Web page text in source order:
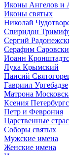
Иконы Ангелов и
Иконы святых
Николай
Спиридон
Сергий
Серафим
Иоанн
Лука Крымский
Паисий
Гавриил Ургебадзе
Матрона
Ксения
Петр и Феврония
Царственные
Соборы святых
Мужские имена
Женские имена